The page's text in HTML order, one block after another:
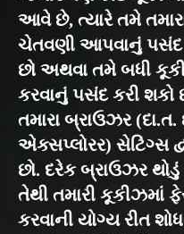
આવે છે, ત્યારે તમે
ચેતવણી આપવાનું પસંદ
છો અથવા તમે બધી
કરવાનું પસંદ કરી શકો
તમારા બ્રાઉઝર
એક્સપ્લોરર) સેટિંગ્સ
છો. દરેક બ્રાઉઝર
તેથી તમારી કૂકીઝમાં
કરવાની યોગ્ય રીત